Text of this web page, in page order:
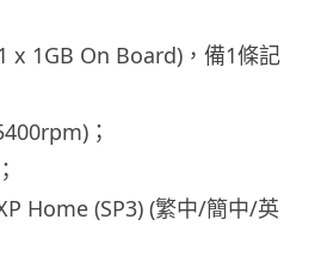
x 1GB On Board)，備1條記
；
Home (SP3) (繁中/簡中/英